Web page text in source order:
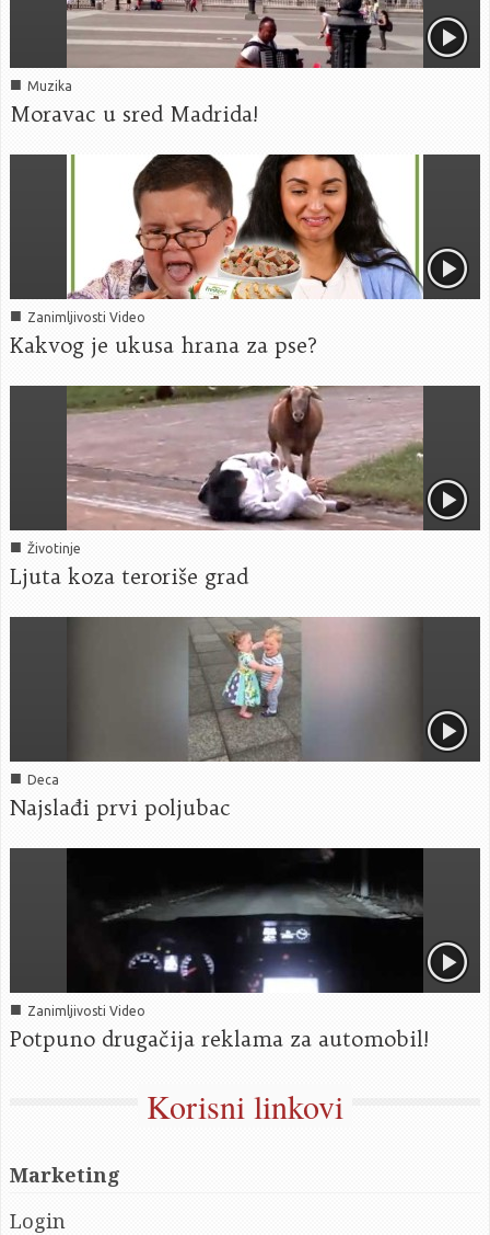
■ Muzika
Moravac u sred Madrida!
■ Zanimljivosti Video
Kakvog je ukusa hrana za pse?
■ Životinje
Ljuta koza teroriše grad
■ Deca
Najslađi prvi poljubac
■ Zanimljivosti Video
Potpuno drugačija reklama za automobil!
Korisni linkovi
Marketing
Login